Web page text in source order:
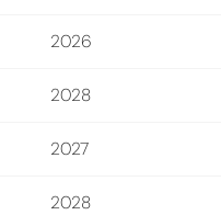
2026
2028
2027
2028